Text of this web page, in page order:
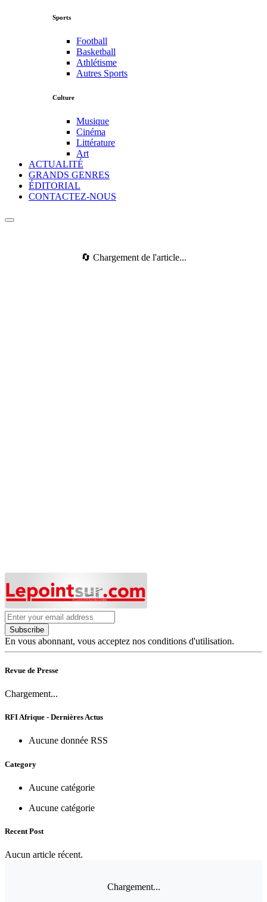
Sports
Football
Basketball
Athlétisme
Autres Sports
Culture
Musique
Cinéma
Littérature
Art
ACTUALITÉ
GRANDS GENRES
ÉDITORIAL
CONTACTEZ-NOUS
🔄 Chargement de l'article...
Subscribe
En vous abonnant, vous acceptez nos conditions d'utilisation.
Revue de Presse
Chargement...
RFI Afrique - Dernières Actus
Aucune donnée RSS
Category
Aucune catégorie
Aucune catégorie
Recent Post
Aucun article récent.
Chargement...